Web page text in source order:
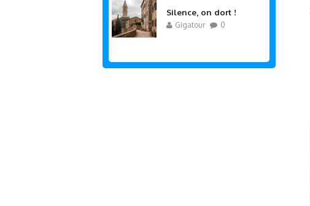
Silence, on dort !
Gigatour 0